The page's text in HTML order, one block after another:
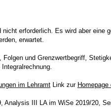
erforderlich. Es wird aber eine
erwartet.
Folgen und Grenzwertbegriff,
im LehramtLink zur Homepage
Analysis III LA im WiSe 2019/20,